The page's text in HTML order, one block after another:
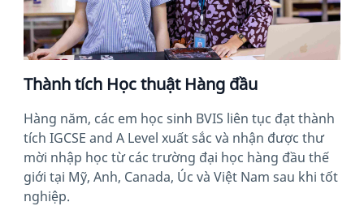
Thành tích Học thuật Hàng đầu
Hàng năm, các em học sinh BVIS liên tục đạt thành
tích IGCSE and A Level xuất sắc và nhận được thư
mời nhập học từ các trường đại học hàng đầu thế
giới tại Mỹ, Anh, Canada, Úc và Việt Nam sau khi tốt
nghiệp.